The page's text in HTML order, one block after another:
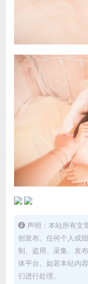
声明：本站所有文
创发布。任何个人或
制、盗用、采集、发
体平台。如若本站内
们进行处理。